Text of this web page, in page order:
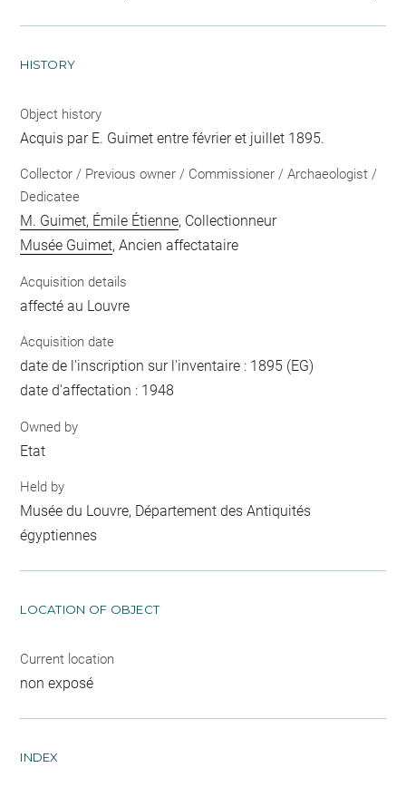
HISTORY
Object history
Acquis par E. Guimet entre février et juillet 1895.
Collector / Previous owner / Commissioner / Archaeologist /
Dedicatee
M. Guimet, Émile Étienne, Collectionneur
Musée Guimet, Ancien affectataire
Acquisition details
affecté au Louvre
Acquisition date
date de l'inscription sur l'inventaire : 1895 (EG)
date d'affectation : 1948
Owned by
Etat
Held by
Musée du Louvre, Département des Antiquités
égyptiennes
LOCATION OF OBJECT
Current location
non exposé
INDEX